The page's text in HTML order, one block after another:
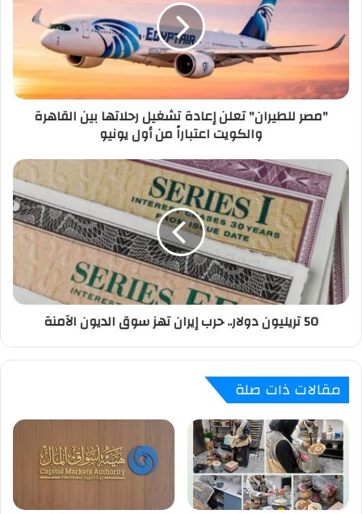
إ
ك
ت
ر
"مصر للطيران" تعلن إعادة تشغيل رحلاتها بين القاهرة
والكويت اعتباراً من أول يونيو
50 تريليون دولار.. حرب إيران تهز سوق الديون الآمنة
مقالات ذات صلة